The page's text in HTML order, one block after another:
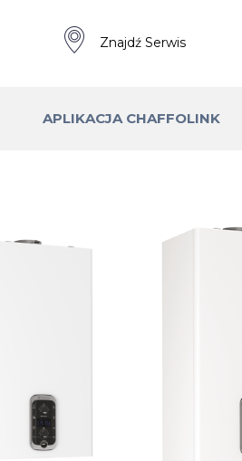
Znajdź Serwis
APLIKACJA CHAFFOLINK